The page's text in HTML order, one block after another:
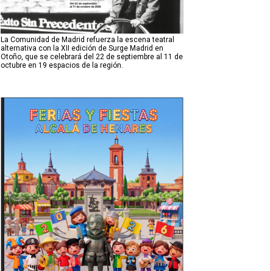
La Comunidad de Madrid refuerza la escena teatral
alternativa con la XII edición de Surge Madrid en
Otoño, que se celebrará del 22 de septiembre al 11 de
octubre en 19 espacios de la región.